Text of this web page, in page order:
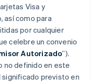
Visa y
así como para
por cualquier
celebre un convenio
Autorizado”).
no definido en este
previsto en